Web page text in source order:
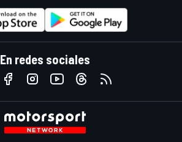
En redes sociales